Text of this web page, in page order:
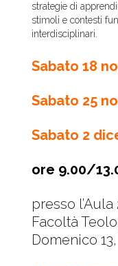
strategie di
stimoli e contesti
interdisciplinari.
Sabato 18
Sabato 25
Sabato 2
ore 9.00/
presso
Facoltà
Domenico